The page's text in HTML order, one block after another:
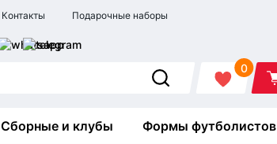
Контакты Подарочные наборы
0
Сборные и клубы Формы футболистов